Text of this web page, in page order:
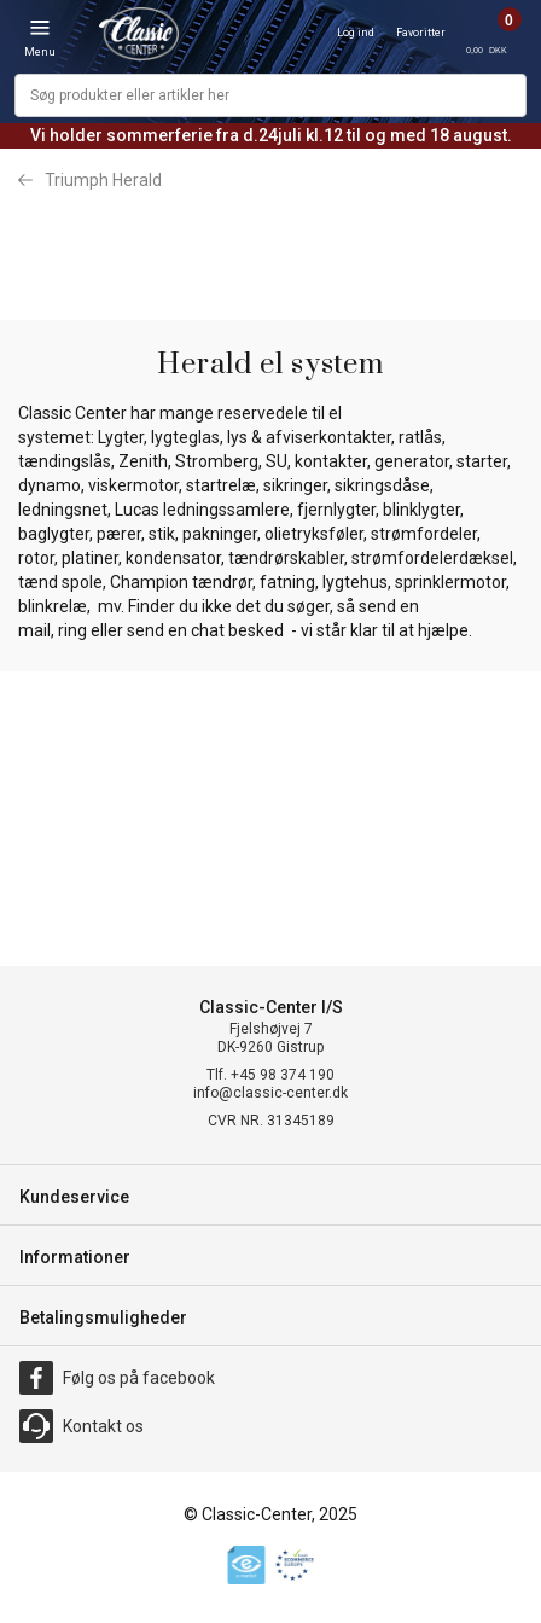
Vi holder sommerferie fra d.24juli kl.12 til og med 18 august.
Menu
Log ind Favoritter
0
0,00 DKK
Triumph Herald
Herald el system
Classic Center har mange reservedele til el
systemet: Lygter, lygteglas, lys & afviserkontakter, ratlås,
tændingslås, Zenith, Stromberg, SU, kontakter, generator, starter,
dynamo, viskermotor, startrelæ, sikringer, sikringsdåse,
ledningsnet, Lucas ledningssamlere, fjernlygter, blinklygter,
baglygter, pærer, stik, pakninger, olietryksføler, strømfordeler,
rotor, platiner, kondensator, tændrørskabler, strømfordelerdæksel,
tænd spole, Champion tændrør, fatning, lygtehus, sprinklermotor,
blinkrelæ, mv. Finder du ikke det du søger, så send en
mail, ring eller send en chat besked - vi står klar til at hjælpe.
Classic-Center I/S
Fjelshøjvej 7
DK-9260 Gistrup
Tlf. +45 98 374 190
info@classic-center.dk
CVR NR. 31345189
Kundeservice
Informationer
Betalingsmuligheder
Følg os på facebook
Kontakt os
© Classic-Center, 2025